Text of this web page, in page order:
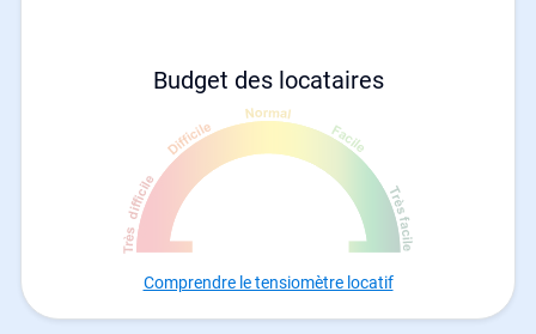
Budget des locataires
Comprendre le tensiomètre locatif